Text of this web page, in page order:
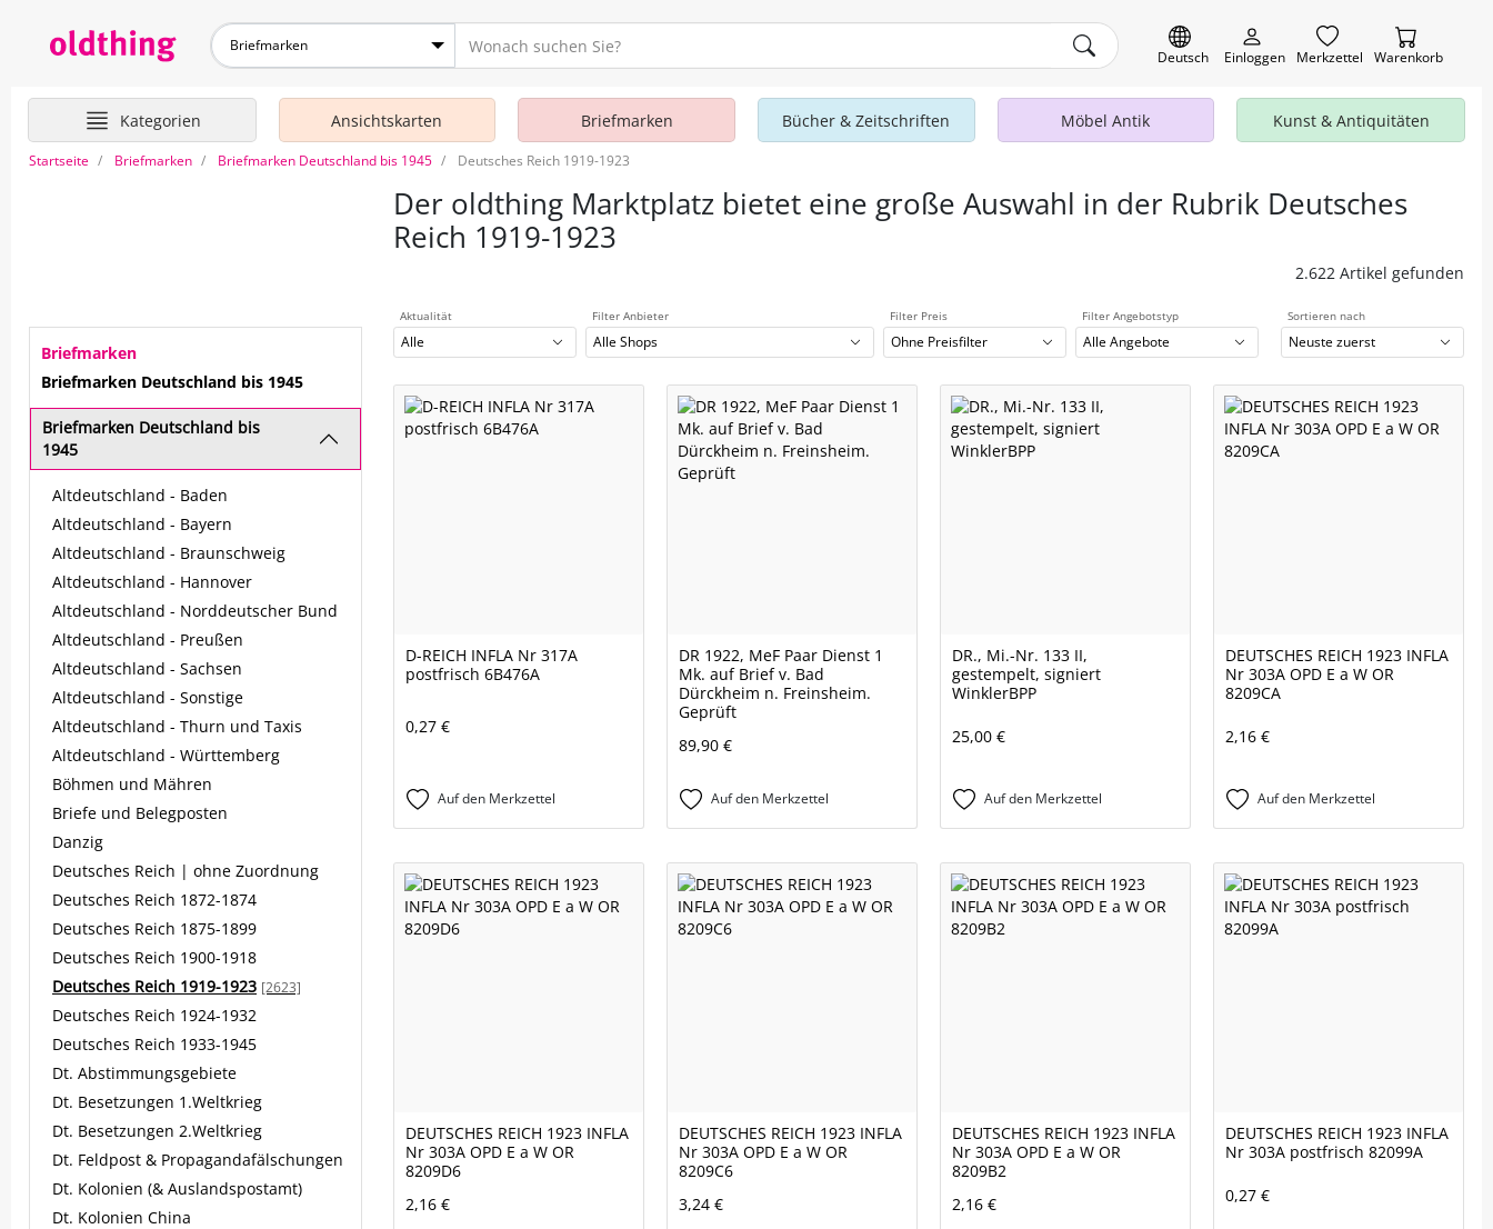
Briefmarken
Deutsch Einloggen Merkzettel Warenkorb
Kategorien Ansichtskarten Briefmarken Bücher & Zeitschriften Möbel Antik Kunst & Antiquitäten
Startseite Briefmarken Briefmarken Deutschland bis 1945 Deutsches Reich 1919-1923
Der oldthing Marktplatz bietet eine große Auswahl in der Rubrik Deutsches
Reich 1919-1923
2.622 Artikel gefunden
Briefmarken
Briefmarken Deutschland bis 1945
Briefmarken Deutschland bis
1945
Altdeutschland - Baden
Altdeutschland - Bayern
Altdeutschland - Braunschweig
Altdeutschland - Hannover
Altdeutschland - Norddeutscher Bund
Altdeutschland - Preußen
Altdeutschland - Sachsen
Altdeutschland - Sonstige
Altdeutschland - Thurn und Taxis
Altdeutschland - Württemberg
Böhmen und Mähren
Briefe und Belegposten
Danzig
Deutsches Reich | ohne Zuordnung
Deutsches Reich 1872-1874
Deutsches Reich 1875-1899
Deutsches Reich 1900-1918
Deutsches Reich 1919-1923 [2623]
Deutsches Reich 1924-1932
Deutsches Reich 1933-1945
Dt. Abstimmungsgebiete
Dt. Besetzungen 1.Weltkrieg
Dt. Besetzungen 2.Weltkrieg
Dt. Feldpost & Propagandafälschungen
Dt. Kolonien (& Auslandspostamt)
Dt. Kolonien China
Aktualität
Alle
Filter Anbieter
Alle Shops
Filter Preis
Ohne Preisfilter
Filter Angebotstyp
Alle Angebote
Sortieren nach
Neuste zuerst
D-REICH INFLA Nr 317A
postfrisch 6B476A
0,27 €
Auf den Merkzettel
DR 1922, MeF Paar Dienst 1
Mk. auf Brief v. Bad
Dürckheim n. Freinsheim.
Geprüft
89,90 €
Auf den Merkzettel
DR., Mi.-Nr. 133 II,
gestempelt, signiert
WinklerBPP
25,00 €
Auf den Merkzettel
DEUTSCHES REICH 1923 INFLA
Nr 303A OPD E a W OR
8209CA
2,16 €
Auf den Merkzettel
DEUTSCHES REICH 1923 INFLA
Nr 303A OPD E a W OR
8209D6
2,16 €
DEUTSCHES REICH 1923 INFLA
Nr 303A OPD E a W OR
8209C6
3,24 €
DEUTSCHES REICH 1923 INFLA
Nr 303A OPD E a W OR
8209B2
2,16 €
DEUTSCHES REICH 1923 INFLA
Nr 303A postfrisch 82099A
0,27 €